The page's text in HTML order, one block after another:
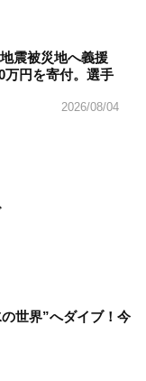
震被災地へ義援
万円を寄付。選手
2026/08/04
世界”へダイブ！今